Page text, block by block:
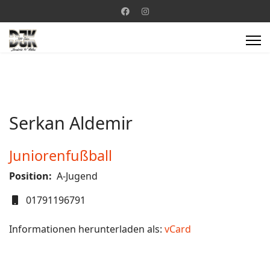
Serkan Aldemir
Juniorenfußball
Position: A-Jugend
Mobil
01791196791
Informationen herunterladen als: vCard